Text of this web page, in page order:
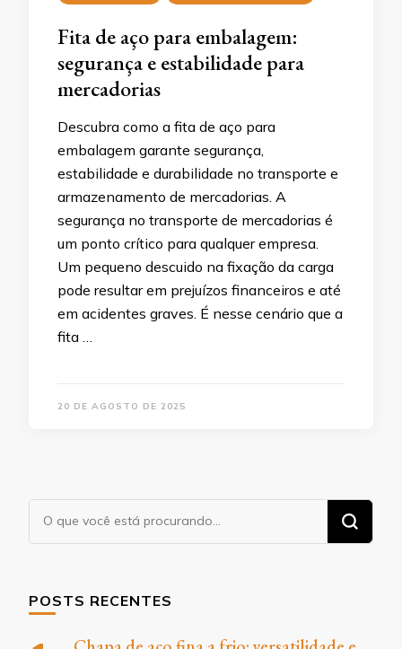
Fita de aço para embalagem:
segurança e estabilidade para
mercadorias
Descubra como a fita de aço para
embalagem garante segurança,
estabilidade e durabilidade no transporte e
armazenamento de mercadorias. A
segurança no transporte de mercadorias é
um ponto crítico para qualquer empresa.
Um pequeno descuido na fixação da carga
pode resultar em prejuízos financeiros e até
em acidentes graves. É nesse cenário que a
fita …
20 DE AGOSTO DE 2025
Procurando
algo?
POSTS RECENTES